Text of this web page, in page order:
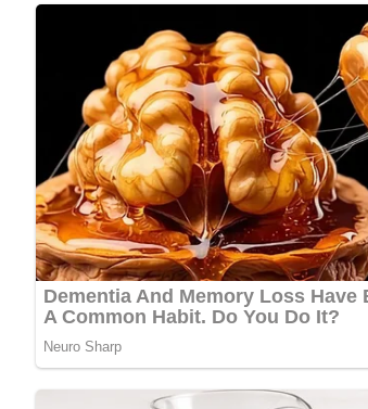
Zubereitung
Das vorbereitete Geflügel und das
Dann alles durch ein Sieb gießen.
Das Hühnerfleisch von den Knochen
Die eingeweichten Pilze in dem Öl
schwacher Hitze kochen.
Dann die Sojabohnensprossen wie die
Das Hühnerfleisch zufügen, die Suppe